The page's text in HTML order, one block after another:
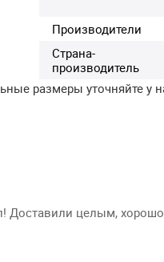
Производители
Страна-
производитель
размеры уточняйте у
Доставили целым,